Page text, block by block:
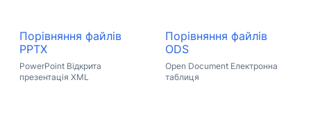
Порівняння файлів
PPTX
PowerPoint Відкрита
презентація XML
Порівняння файлів
ODS
Open Document Електронна
таблиця